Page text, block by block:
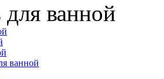
ванной
ванной